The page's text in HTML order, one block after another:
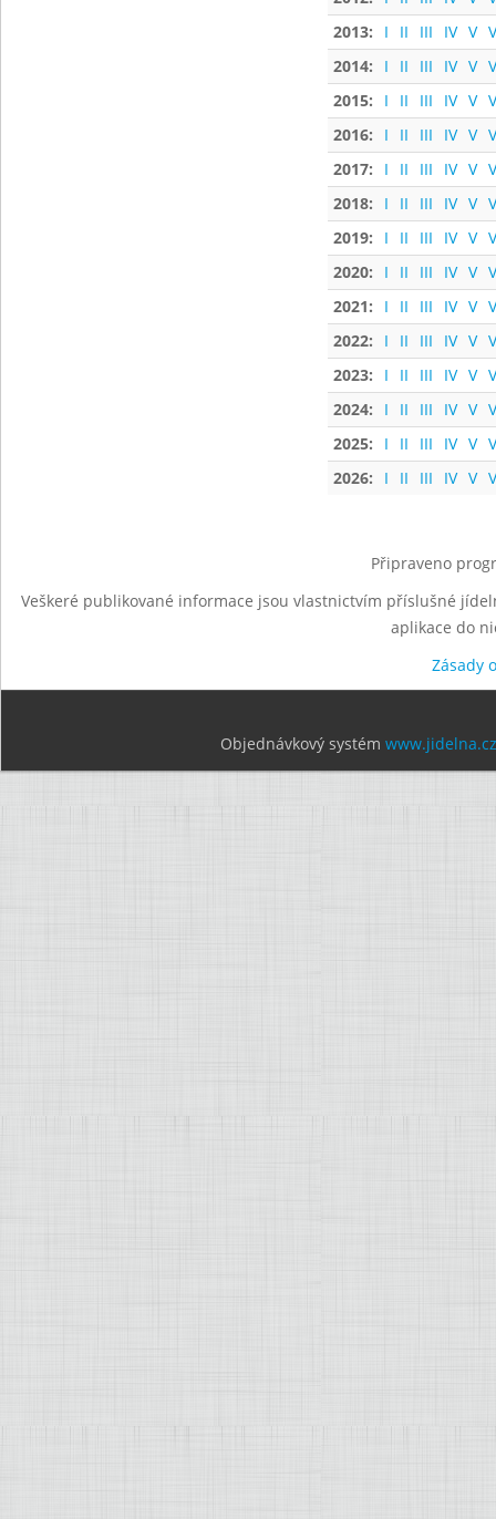
2013:
I II III IV V
2014:
I II III IV V
2015:
I II III IV V
2016:
I II III IV V
2017:
I II III IV V
2018:
I II III IV V
2019:
I II III IV V
2020:
I II III IV V
2021:
I II III IV V
2022:
I II III IV V
2023:
I II III IV V
2024:
I II III IV V
2025:
I II III IV V
2026:
I II III IV V
Připraveno
Veškeré publikované informace jsou vlastnictvím příslušné
aplikace do
Zásady
Objednávkový systém www.jidelna.cz